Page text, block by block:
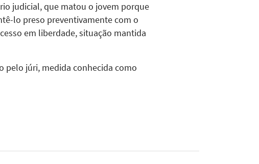
judicial, que matou o jovem porque
lo preso preventivamente com o
em liberdade, situação mantida
pelo júri, medida conhecida como